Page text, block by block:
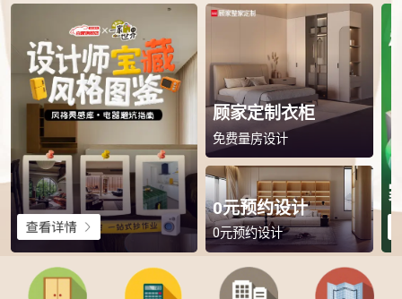
免费量房设计
顾家定制衣柜
0元预约设计
0元预约设计